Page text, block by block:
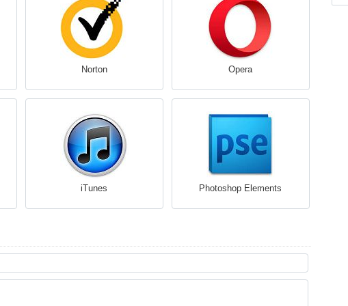
Norton Opera
iTunes Photoshop Elements